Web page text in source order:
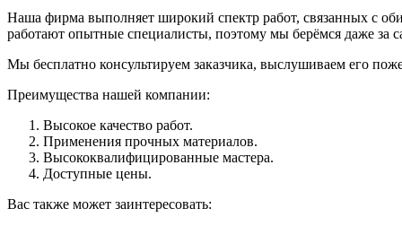
Наша фирма выполняет широкий спектр работ, связанных с
работают опытные специалисты, поэтому мы берёмся даже за
Мы бесплатно консультируем заказчика, выслушиваем его
Преимущества нашей компании:
Высокое качество работ.
Применения прочных материалов.
Высококвалифицированные мастера.
Доступные цены.
Вас также может заинтересовать: